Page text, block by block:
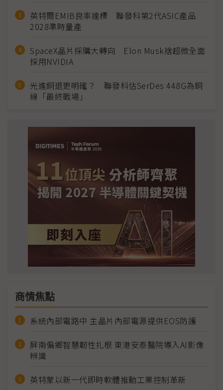
英特爾EMIB良率達標 聯發科第2代ASIC產品
2028準時量產
SpaceX晶片採購大轉向 Elon Musk捨超微全面
採用NVIDIA
光進銅退更明確？ 聯發科估SerDes 448G為銅
線「最終戰場」
商情焦點
系統內部電路中 主晶片內部電源提供EOS防護
屏南偏鄉智慧韌性扎根 東港安泰醫院導入AI影像
辨識
英特蒙以新一代即時軟體推動工業控制革新